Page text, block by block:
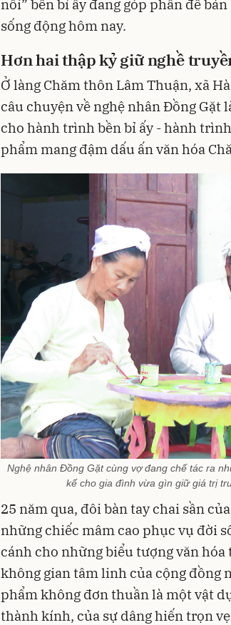
nối” bền bỉ ấy đang góp phần để
sống động hôm nay.
Hơn hai thập kỷ giữ nghề
Ở làng Chăm thôn Lâm Thuận, xã
câu chuyện về nghệ nhân Đồng Gặt
cho hành trình bền bỉ ấy - hành
phẩm mang đậm dấu ấn văn hóa
Nghệ nhân Đồng Gặt cùng vợ đang chế tác ra
kế cho gia đình vừa gìn giữ giá trị
25 năm qua, đôi bàn tay chai sần
những chiếc mâm cao phục vụ đời
cánh cho những biểu tượng văn
không gian tâm linh của cộng đồng
phẩm không đơn thuần là một vật
thành kính, của sự dâng hiến trọn